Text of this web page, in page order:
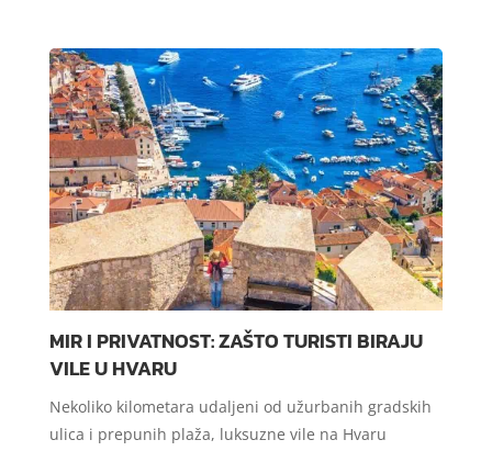
MIR I PRIVATNOST: ZAŠTO TURISTI BIRAJU
VILE U HVARU
Nekoliko kilometara udaljeni od užurbanih gradskih
ulica i prepunih plaža, luksuzne vile na Hvaru